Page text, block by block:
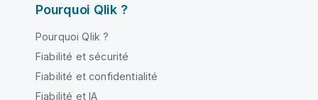
Pourquoi Qlik ?
Pourquoi Qlik ?
Fiabilité et sécurité
Fiabilité et confidentialité
Fiabilité et IA